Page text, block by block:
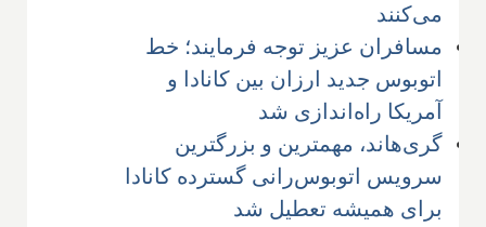
می‌کنند
مسافران عزیز توجه فرمایند؛ خط
اتوبوس جدید ارزان بین کانادا و
آمریکا راه‌اندازی شد
گری‌هاند، مهمترین و بزرگترین
سرویس اتوبوس‌رانی گسترده کانادا
برای همیشه تعطیل شد